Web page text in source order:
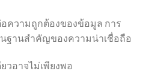
ความถูกต้องของข้อมูล การ
ฐานสำคัญของความน่าเชื่อถือ
วอาจไม่เพียงพอ